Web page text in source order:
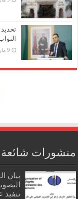
9 مارس، 2026
منشورات شائعة
بيان
تنفيذ